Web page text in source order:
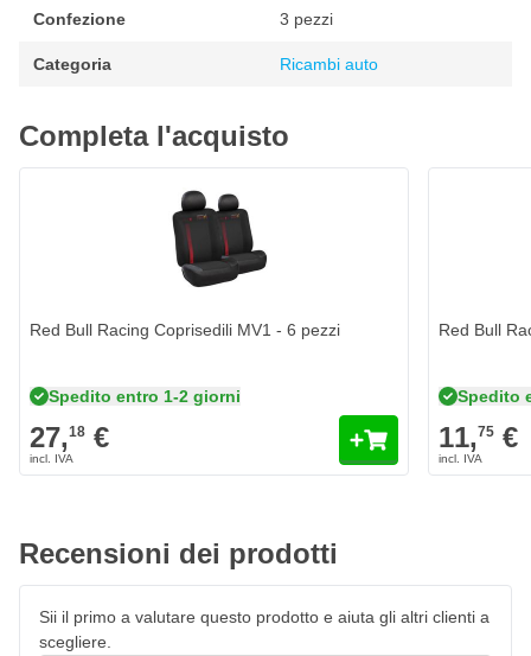
Confezione 3 pezzi
Categoria Ricambi auto
Completa l'acquisto
Red Bull Racing Coprisedili MV1 - 6 pezzi
Spedito entro 1-2 giorni
27,18 €
Red Bull
Spedito
11,75 €
Recensioni dei prodotti
Sii il primo a valutare questo prodotto e aiuta gli altri clienti a
scegliere.